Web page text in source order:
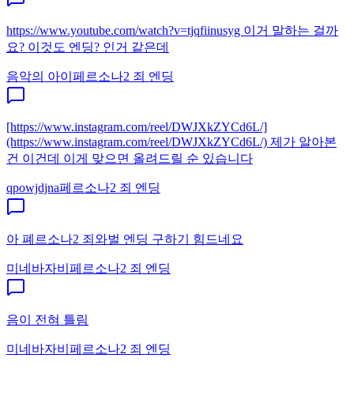
https://www.youtube.com/watch?v=tjqfiinusyg 이거 말하는 걸까
요? 이것도 엔딩? 인거 같은데
음악의 아이 페르소나2 죄 엔딩
[https://www.instagram.com/reel/DWJXkZYCd6L/]
(https://www.instagram.com/reel/DWJXkZYCd6L/) 제가 알아본
건 이건데 이게 맞으면 올려드릴 순 있습니다
qpowjdjna페르소나2 죄 엔딩
아 폐르소나2 죄와벌 엔딩 구하기 힘드네요
미네바자비 페르소나2 죄 엔딩
음이 전혀 틀림
미네바자비 페르소나2 죄 엔딩